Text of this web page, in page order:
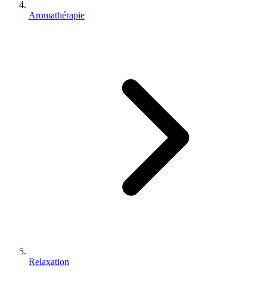
Aromathérapie
Relaxation